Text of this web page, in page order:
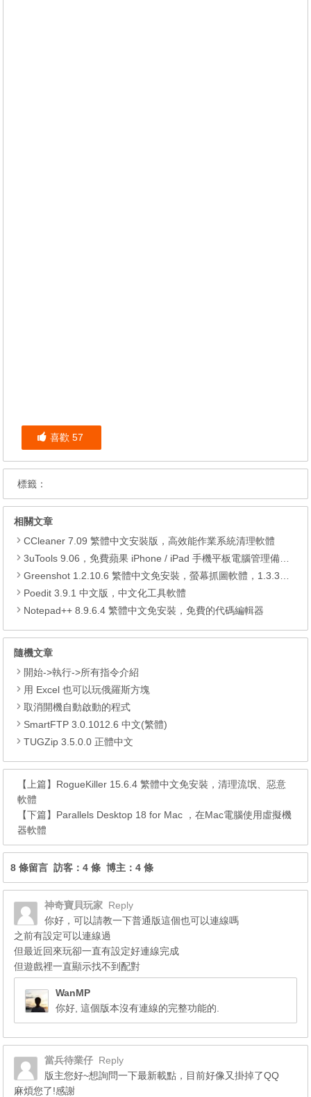
喜歡 57
標籤：
相關文章
CCleaner 7.09 繁體中文安裝版，高效能作業系統清理軟體
3uTools 9.06，免費蘋果 iPhone / iPad 手機平板電腦管理備份還原軟體
Greenshot 1.2.10.6 繁體中文免安裝，螢幕抓圖軟體，1.3.315 安裝版
Poedit 3.9.1 中文版，中文化工具軟體
Notepad++ 8.9.6.4 繁體中文免安裝，免費的代碼編輯器
隨機文章
開始->執行->所有指令介紹
用 Excel 也可以玩俄羅斯方塊
取消開機自動啟動的程式
SmartFTP 3.0.1012.6 中文(繁體)
TUGZip 3.5.0.0 正體中文
【上篇】 RogueKiller 15.6.4 繁體中文免安裝，清理流氓、惡意
軟體
【下篇】 Parallels Desktop 18 for Mac ，在Mac電腦使用虛擬機
器軟體
8 條留言 訪客：4 條 博主：4 條
神奇寶貝玩家 Reply
你好，可以請教一下普通版這個也可以連線嗎
之前有設定可以連線過
但最近回來玩卻一直有設定好連線完成
但遊戲裡一直顯示找不到配對
WanMP
你好, 這個版本沒有連線的完整功能的.
當兵待業仔 Reply
版主您好~想詢問一下最新載點，目前好像又掛掉了QQ
麻煩您了!感謝